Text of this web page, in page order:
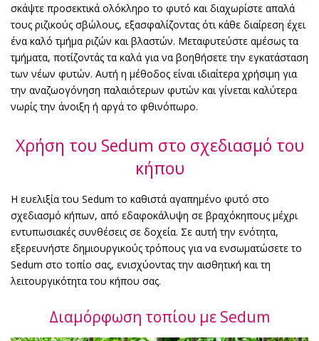
σκάψτε προσεκτικά ολόκληρο το φυτό και διαχωρίστε απαλά
τους ριζικούς σβώλους, εξασφαλίζοντας ότι κάθε διαίρεση έχει
ένα καλό τμήμα ριζών και βλαστών. Μεταφυτεύστε αμέσως τα
τμήματα, ποτίζοντάς τα καλά για να βοηθήσετε την εγκατάσταση
των νέων φυτών. Αυτή η μέθοδος είναι ιδιαίτερα χρήσιμη για
την αναζωογόνηση παλαιότερων φυτών και γίνεται καλύτερα
νωρίς την άνοιξη ή αργά το φθινόπωρο.
Χρήση του Sedum στο σχεδιασμό του
κήπου
Η ευελιξία του Sedum το καθιστά αγαπημένο φυτό στο
σχεδιασμό κήπων, από εδαφοκάλυψη σε βραχόκηπους μέχρι
εντυπωσιακές συνθέσεις σε δοχεία. Σε αυτή την ενότητα,
εξερευνήστε δημιουργικούς τρόπους για να ενσωματώσετε το
Sedum στο τοπίο σας, ενισχύοντας την αισθητική και τη
λειτουργικότητα του κήπου σας.
Διαμόρφωση τοπίου με Sedum